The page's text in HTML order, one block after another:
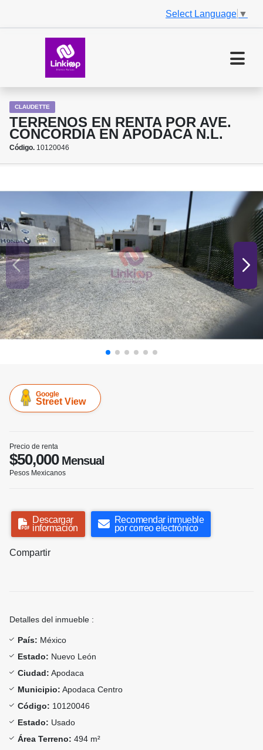
Select Language ▼
CLAUDETTE
TERRENOS EN RENTA POR AVE.
CONCORDIA EN APODACA N.L.
Código. 10120046
Google
Street View
Precio de renta
$50,000Mensual
Pesos Mexicanos
Descargar
información
Recomendar inmueble
por correo electrónico
Compartir
Detalles del inmueble :
País: México
Estado: Nuevo León
Ciudad: Apodaca
Municipio: Apodaca Centro
Código: 10120046
Estado: Usado
Área Terreno: 494 m²